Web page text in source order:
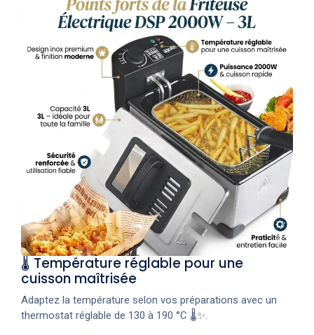
🌡️ Température réglable pour une
cuisson maîtrisée
Adaptez la température selon vos préparations avec un
thermostat réglable de 130 à 190 °C 🌡️✨.